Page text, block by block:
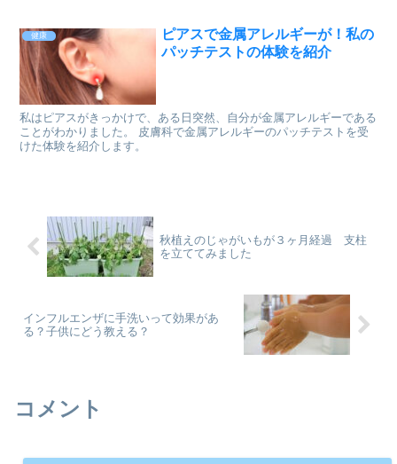
健康
ピアスで金属アレルギーが！私の
パッチテストの体験を紹介
私はピアスがきっかけで、ある日突然、自分が金属アレルギーである
ことがわかりました。 皮膚科で金属アレルギーのパッチテストを受
けた体験を紹介します。
秋植えのじゃがいもが３ヶ月経過 支柱
を立ててみました
インフルエンザに手洗いって効果があ
る？子供にどう教える？
コメント